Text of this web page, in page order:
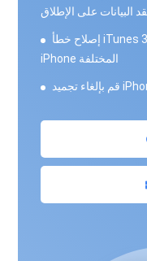
إصلاح خطأ iTunes 3600 والخطأ 9 والخطأ 14 ورموز خطأ
iPhone المختلفة